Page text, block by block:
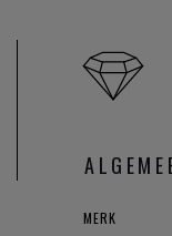
zirkonia voor een
oorbellen nikkelvrij
comfortabel
collectie, waarin
worden als
MERK